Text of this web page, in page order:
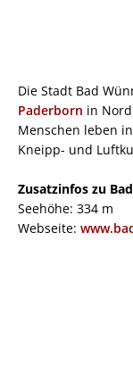
Die Stadt Bad
Paderborn in
Menschen leben
Kneipp- und
Zusatzinfos zu
Seehöhe: 334 m
Webseite: